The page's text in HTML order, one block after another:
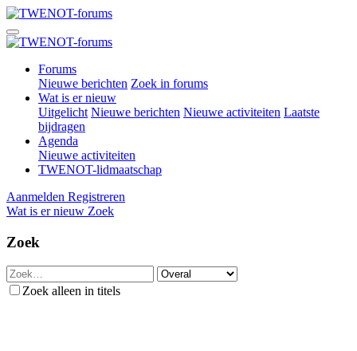
Forums
Nieuwe berichten Zoek in forums
Wat is er nieuw
Uitgelicht Nieuwe berichten Nieuwe activiteiten Laatste
bijdragen
Agenda
Nieuwe activiteiten
TWENOT-lidmaatschap
Aanmelden Registreren
Wat is er nieuw Zoek
Zoek
Zoek alleen in titels